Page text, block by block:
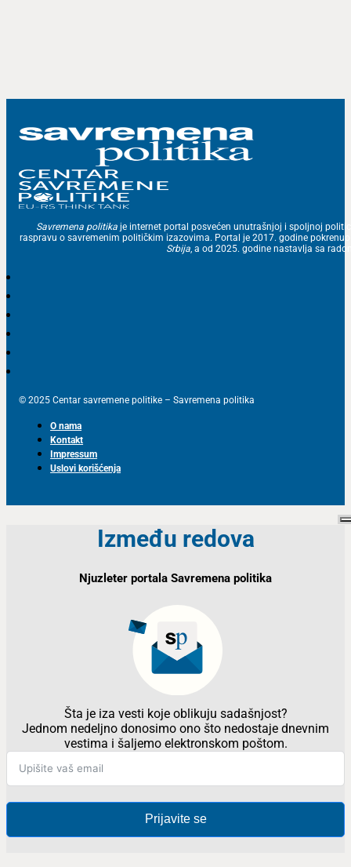
Savremena politika je internet portal posvećen unutrašnjoj i spoljnoj
raspravu o savremenim političkim izazovima. Portal je 2017. godine
Srbija, a od 2025. godine nastavlja sa
© 2025 Centar savremene politike – Savremena politika
O nama
Kontakt
Impressum
Uslovi korišćenja
Između redova
Njuzleter portala Savremena politika
Šta je iza vesti koje oblikuju sadašnjost?
Jednom nedeljno donosimo ono što nedostaje dnevnim
vestima i šaljemo elektronskom poštom.
Prijavite se